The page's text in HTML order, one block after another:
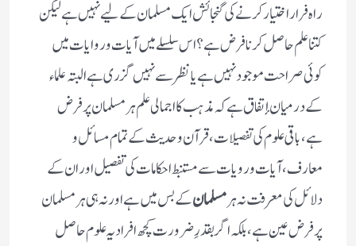
راہ فرار اختیار کرنے کی گنجائش ایک مسلمان کے لیے نہیں ہے لیکن
کتنا علم حاصل کرنا فرض ہے؟ اس سلسلے میں آیات و روایات میں
کوئی صراحت موجود نہیں ہے یا نظر سے نہیں گزری ہے البتہ علماء
کے درمیان إتفاق ہے کہ مذہب کا اجمالی علم ہر مسلمان پر فرض
ہے،باقی علوم کی تفصیلات، قرآن و حدیث کے تمام مسائل و
معارف، آیات و رویات سے مستنبط احکامات کی تفصیل اور ان کے
دلائل کی معرفت نہ ہرمسلمانکے بس میں ہے اور نہ ہی ہر مسلمان
پر فرض عین ہے، بلکہ اگر بقدرِ ضرورت کچھ افراد یہ علوم حاصل